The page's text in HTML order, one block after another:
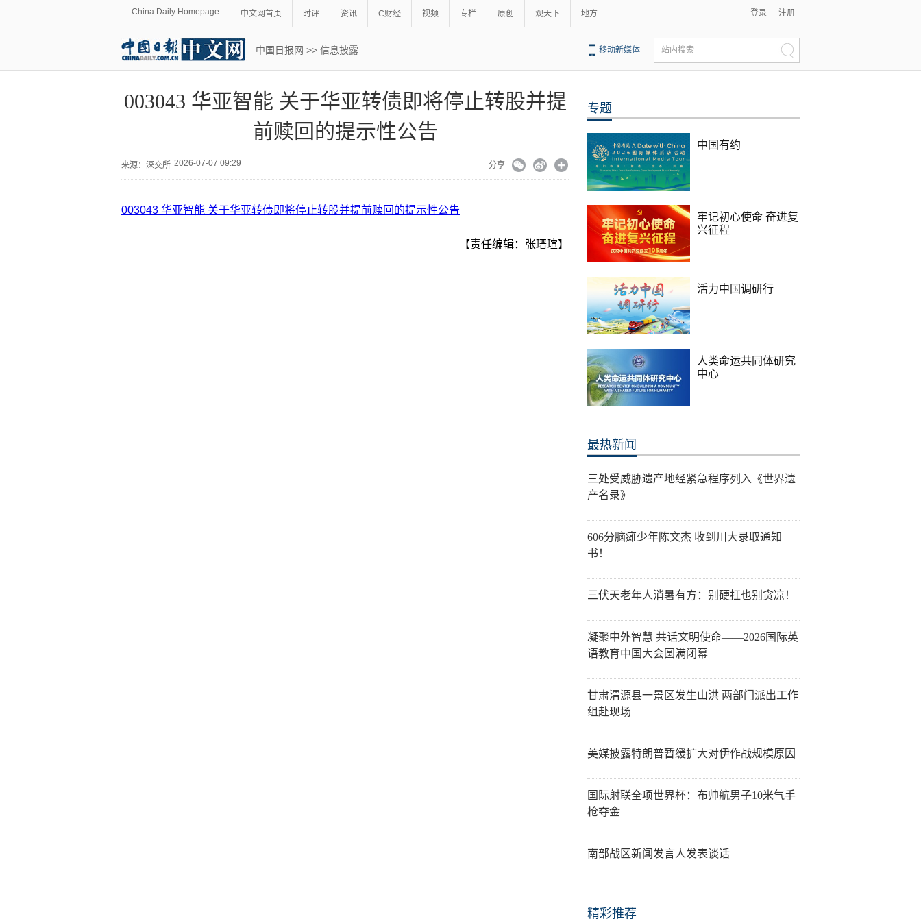
China Daily Homepage 中文网首页 时评 资讯 C财经 视频 专栏 原创 观天下 地方 登录 注册
中国日报网 >> 信息披露 移动新媒体 站内搜索
003043 华亚智能 关于华亚转债即将停止转股并提
前赎回的提示性公告
来源： 深交所 2026-07-07 09:29 分享
003043 华亚智能 关于华亚转债即将停止转股并提前赎回的提示性公告
【责任编辑：张瑨瑄】
专题
中国有约
牢记初心使命 奋进复
兴征程
活力中国调研行
人类命运共同体研究
中心
最热新闻
三处受威胁遗产地经紧急程序列入《世界遗
产名录》
606分脑瘫少年陈文杰 收到川大录取通知
书！
三伏天老年人消暑有方：别硬扛也别贪凉！
凝聚中外智慧 共话文明使命——2026国际英
语教育中国大会圆满闭幕
甘肃渭源县一景区发生山洪 两部门派出工作
组赴现场
美媒披露特朗普暂缓扩大对伊作战规模原因
国际射联全项世界杯：布帅航男子10米气手
枪夺金
南部战区新闻发言人发表谈话
精彩推荐